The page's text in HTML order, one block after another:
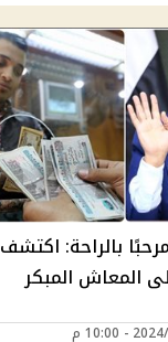
بالراحة: اكتشف
المعاش المبكر